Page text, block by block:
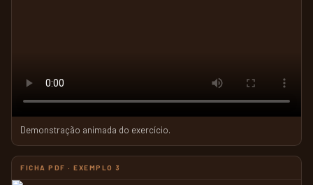
Demonstração animada do exercício.
FICHA PDF · EXEMPLO 3